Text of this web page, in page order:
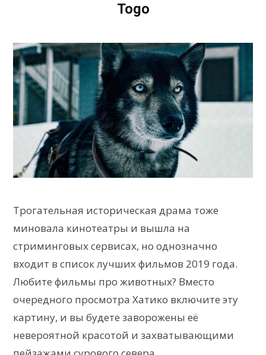
Togo
Трогательная историческая драма тоже
миновала кинотеатры и вышла на
стриминговых сервисах, но однозначно
входит в список лучших фильмов 2019 года.
Любите фильмы про животных? Вместо
очередного просмотра Хатико включите эту
картину, и вы будете заворожены её
невероятной красотой и захватывающими